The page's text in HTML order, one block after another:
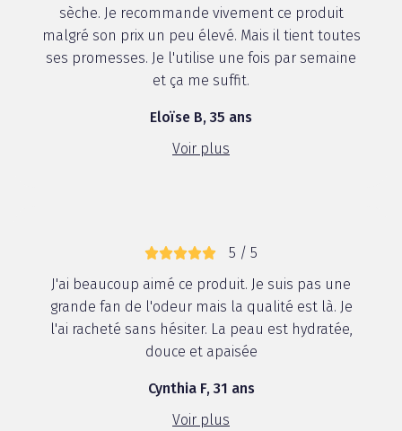
sèche. Je recommande vivement ce produit
malgré son prix un peu élevé. Mais il tient toutes
ses promesses. Je l'utilise une fois par semaine
et ça me suffit.
Eloïse B, 35 ans
Voir plus
5 / 5
J'ai beaucoup aimé ce produit. Je suis pas une
grande fan de l'odeur mais la qualité est là. Je
l'ai racheté sans hésiter. La peau est hydratée,
douce et apaisée
Cynthia F, 31 ans
Voir plus